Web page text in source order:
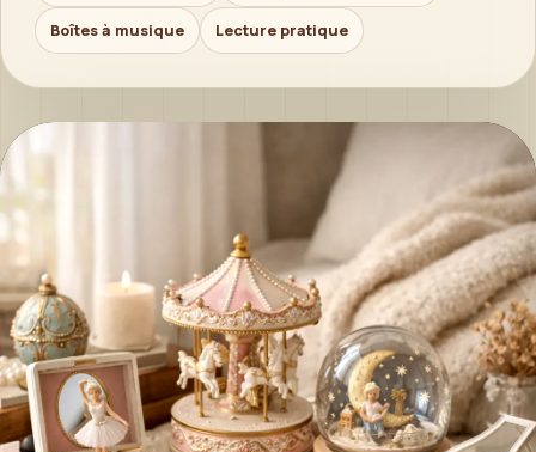
Boîtes à musique Lecture pratique